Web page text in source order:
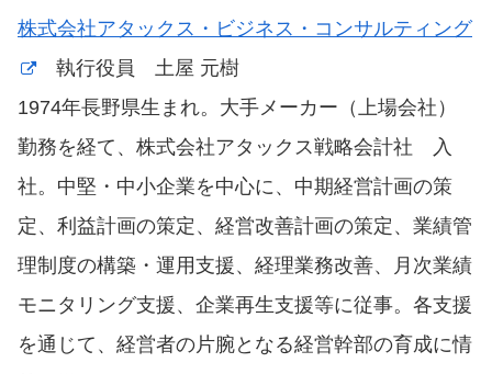
株式会社アタックス・ビジネス・コンサルティング
執行役員 土屋 元樹
1974年長野県生まれ。大手メーカー（上場会社）
勤務を経て、株式会社アタックス戦略会計社 入
社。中堅・中小企業を中心に、中期経営計画の策
定、利益計画の策定、経営改善計画の策定、業績管
理制度の構築・運用支援、経理業務改善、月次業績
モニタリング支援、企業再生支援等に従事。各支援
を通じて、経営者の片腕となる経営幹部の育成に情